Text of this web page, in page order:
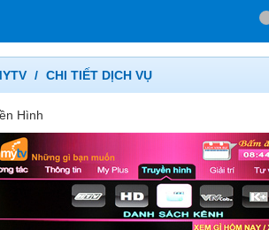
CHI TIẾT DỊCH VỤ
Hình